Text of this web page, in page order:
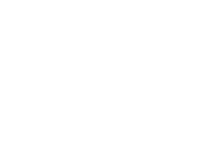
pa que te copies